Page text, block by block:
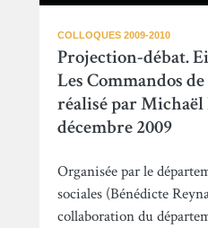
COLLOQUES 2009-2010
Projection-débat.
Les Commandos
réalisé par Michaël
décembre 2009
Organisée par le
sociales (Bénédicte
collaboration du